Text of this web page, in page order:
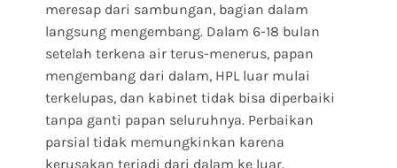
meresap dari sambungan, bagian dalam
langsung mengembang. Dalam 6-18 bulan
setelah terkena air terus-menerus, papan
mengembang dari dalam, HPL luar mulai
terkelupas, dan kabinet tidak bisa diperbaiki
tanpa ganti papan seluruhnya. Perbaikan
parsial tidak memungkinkan karena
kerusakan terjadi dari dalam ke luar.